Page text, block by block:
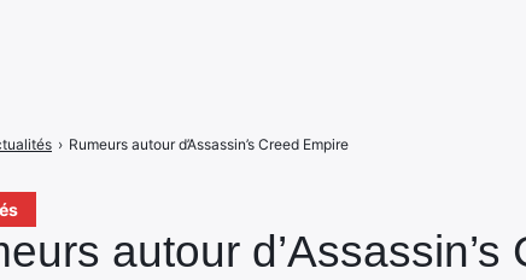
autour d’Assassin’s
› Rumeurs autour d’Assassin’s Creed Empire